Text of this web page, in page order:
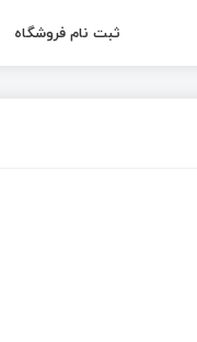
ثبت نام فروشگاه